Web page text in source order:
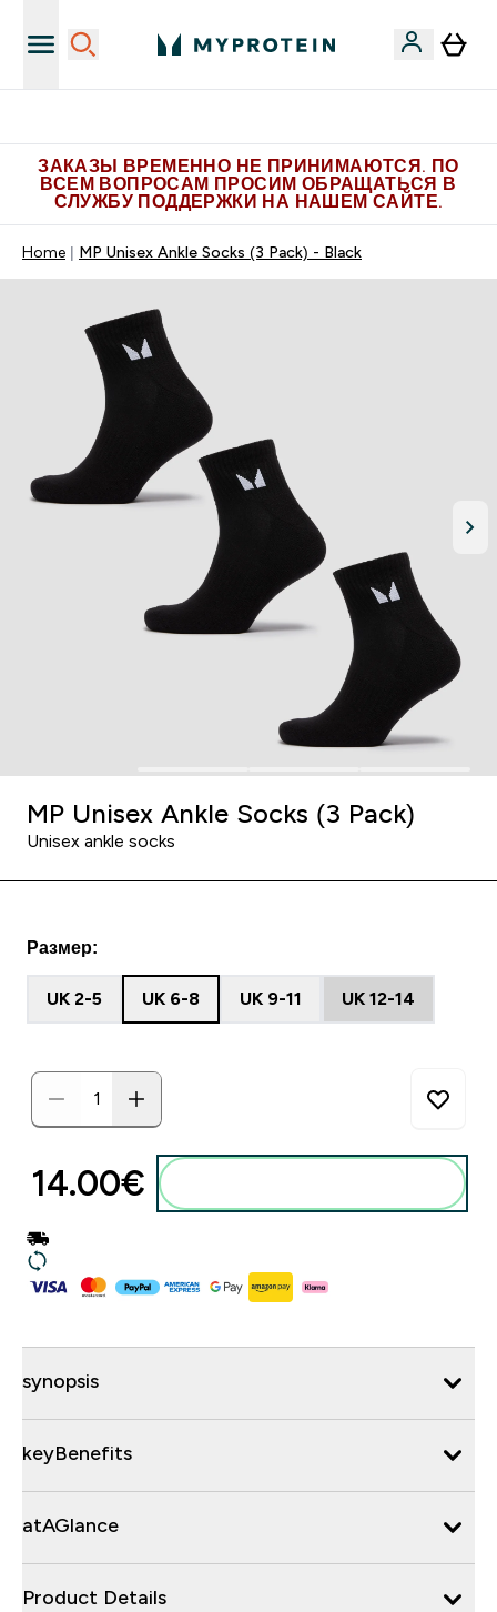
ЗАКАЗЫ ВРЕМЕННО НЕ ПРИНИМАЮТСЯ. ПО
ВСЕМ ВОПРОСАМ ПРОСИМ ОБРАЩАТЬСЯ В
СЛУЖБУ ПОДДЕРЖКИ НА НАШЕМ САЙТЕ.
Home MP Unisex Ankle Socks (3 Pack) - Black
MP Unisex Ankle Socks (3 Pack)
Unisex ankle socks
Размер:
UK 2-5 UK 6-8 UK 9-11 UK 12-14
14.00€‎
synopsis
keyBenefits
atAGlance
Product Details